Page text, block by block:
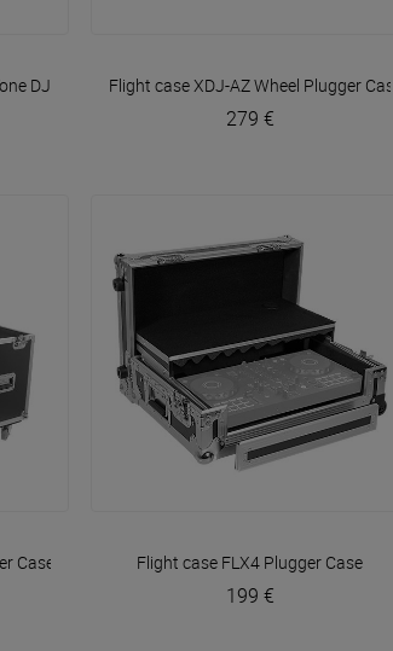
DJ VOIR EN DÉTAIL
Flight case XDJ-AZ Wheel Plugger Case
279 €
Case VOIR EN DÉTAIL
Flight case FLX4 Plugger Case
199 €